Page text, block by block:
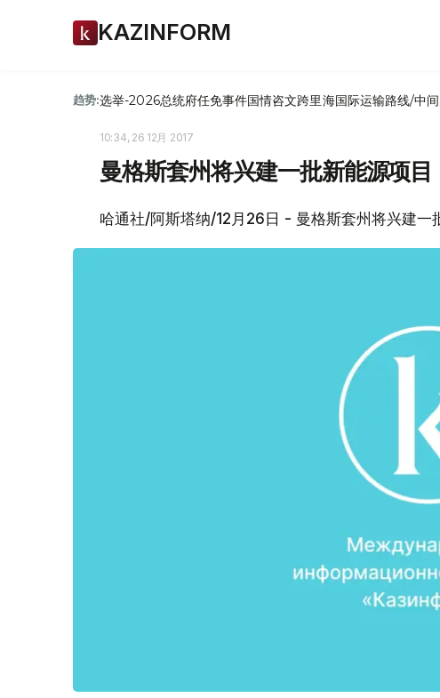
KAZINFORM
趋势:选举-2026总统府任免事件国情咨文跨里海国际运输路线/中
10:34, 26 12月 2017
曼格斯套州将兴建一批新能源项目
哈通社/阿斯塔纳/12月26日 - 曼格斯套州将兴建一